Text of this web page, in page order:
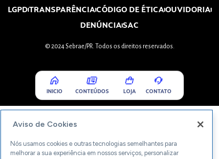
LGPDTRANSPARÊNCIACÓDIGO DE ÉTICAOUVIDORIA
DENÚNCIASAC
© 2024 Sebrae/PR. Todos os direitos reservados.
INICIO CONTEÚDOS LOJA CONTATO
Aviso de Cookies
Nós usamos cookies e outras tecnologias semelhantes para
melhorar a sua experiência em nossos serviços, personalizar